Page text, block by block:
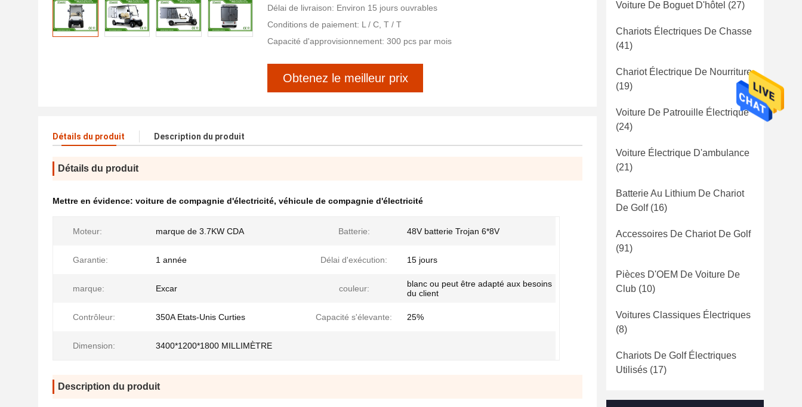
Délai de livraison: Environ 15 jours ouvrables
Conditions de paiement: L / C, T / T
Capacité d'approvisionnement: 300 pcs par mois
Obtenez le meilleur prix
Détails du produit Description du produit
Détails du produit
Mettre en évidence: voiture de compagnie d'électricité, véhicule de compagnie d'électricité
Moteur: marque de 3.7KW CDA Batterie: 48V batterie Trojan 6*8V
Garantie: 1 année Délai d'exécution: 15 jours
marque: Excar couleur:
blanc ou peut être adapté aux besoins
du client
Contrôleur: 350A Etats-Unis Curties Capacité s'élevante: 25%
Dimension: 3400*1200*1800 MILLIMÈTRE
Description du produit
Voiture De Boguet D'hôtel (27)
Chariots Électriques De Chasse
(41)
Chariot Électrique De Nourriture
(19)
Voiture De Patrouille Électrique
(24)
Voiture Électrique D'ambulance
(21)
Batterie Au Lithium De Chariot
De Golf(16)
Accessoires De Chariot De Golf
(91)
Pièces D'OEM De Voiture De
Club (10)
Voitures Classiques Électriques
(8)
Chariots De Golf Électriques
Utilisés (17)